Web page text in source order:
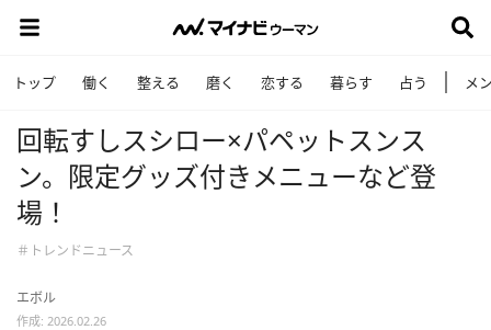
トップ 働く 整える 磨く 恋する 暮らす 占う メ
回転すしスシロー×パペットスンス
ン。限定グッズ付きメニューなど登
場！
＃トレンドニュース
エボル
作成: 2026.02.26